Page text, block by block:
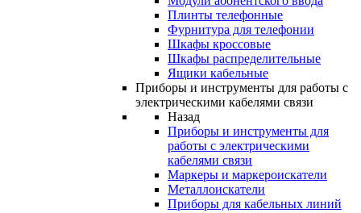
Плинты телефонные
Фурнитура для телефонии
Шкафы кроссовые
Шкафы распределительные
Ящики кабельные
Приборы и инструменты для работы с
электрическими кабелями связи
Назад
Приборы и инструменты для
работы с электрическими
кабелями связи
Маркеры и маркероискатели
Металлоискатели
Приборы для кабельных линий